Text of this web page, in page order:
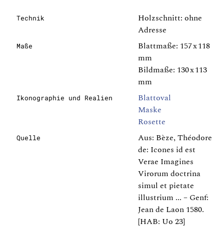
Technik
Holzschnitt: ohne
Adresse
Maße
Blattmaße: 157 x 118
mm
Bildmaße: 130 x 113
mm
Ikonographie und Realien
Blattoval
Maske
Rosette
Quelle
Aus: Bèze, Théodore
de: Icones id est
Verae Imagines
Virorum doctrina
simul et pietate
illustrium ... – Genf:
Jean de Laon 1580.
[HAB: Uo 23]